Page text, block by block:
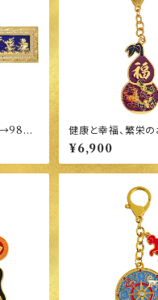
・ド
健康と幸福、繁栄の
¥6,900